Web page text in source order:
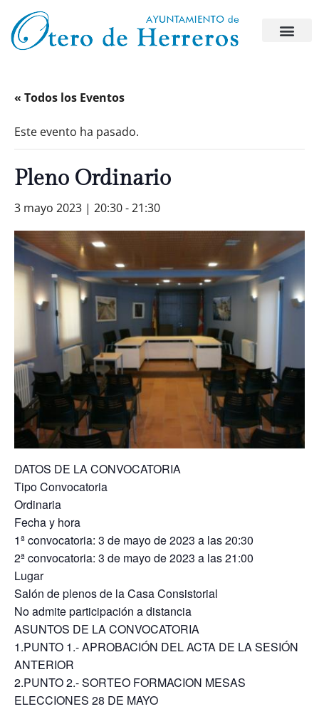
« Todos los Eventos
Este evento ha pasado.
Pleno Ordinario
3 mayo 2023 | 20:30-21:30
DATOS DE LA CONVOCATORIA
Tipo Convocatoria
Ordinaria
Fecha y hora
1ª convocatoria: 3 de mayo de 2023 a las 20:30
2ª convocatoria: 3 de mayo de 2023 a las 21:00
Lugar
Salón de plenos de la Casa Consistorial
No admite participación a distancia
ASUNTOS DE LA CONVOCATORIA
1.PUNTO 1.- APROBACIÓN DEL ACTA DE LA SESIÓN
ANTERIOR
2.PUNTO 2.- SORTEO FORMACION MESAS
ELECCIONES 28 DE MAYO